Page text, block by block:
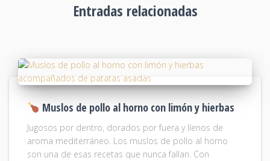
Entradas relacionadas
Muslos de pollo al horno con limón y hierbas
Jugosos por dentro, dorados por fuera y llenos de
aroma mediterráneo. Los muslos de pollo al horno
son una de esas recetas que nunca fallan. Con